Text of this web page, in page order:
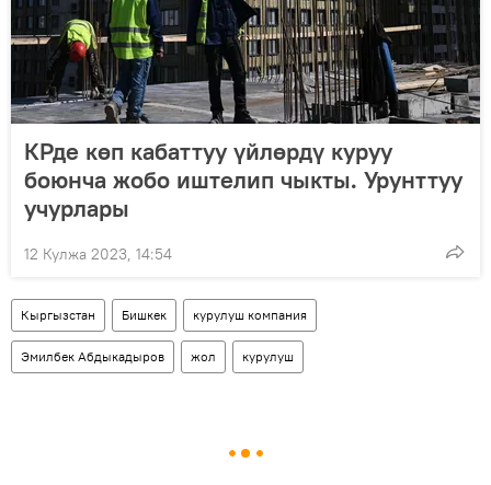
КРде көп кабаттуу үйлөрдү куруу
боюнча жобо иштелип чыкты. Урунттуу
учурлары
12 Кулжа 2023, 14:54
Кыргызстан Бишкек курулуш компания
Эмилбек Абдыкадыров жол курулуш